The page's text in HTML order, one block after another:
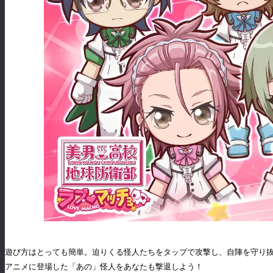
遊び方はとっても簡単。迫りくる怪人たちをタップで攻撃し、自陣を守り
アニメに登場した「あの」怪人をあなたも撃退しよう！